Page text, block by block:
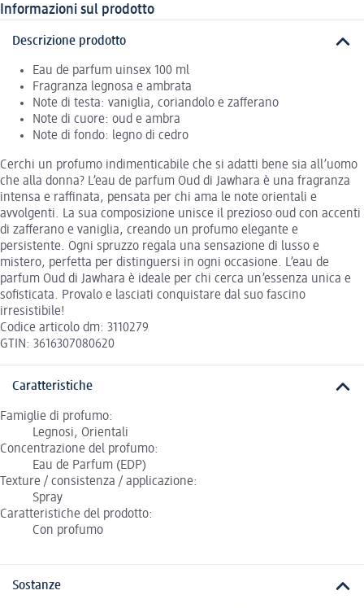
Informazioni sul prodotto
Descrizione prodotto
Eau de parfum uinsex 100 ml
Fragranza legnosa e ambrata
Note di testa: vaniglia, coriandolo e zafferano
Note di cuore: oud e ambra
Note di fondo: legno di cedro
Cerchi un profumo indimenticabile che si adatti bene sia all’uomo
che alla donna? L’eau de parfum Oud di Jawhara è una fragranza
intensa e raffinata, pensata per chi ama le note orientali e
avvolgenti. La sua composizione unisce il prezioso oud con accenti
di zafferano e vaniglia, creando un profumo elegante e
persistente. Ogni spruzzo regala una sensazione di lusso e
mistero, perfetta per distinguersi in ogni occasione. L’eau de
parfum Oud di Jawhara è ideale per chi cerca un’essenza unica e
sofisticata. Provalo e lasciati conquistare dal suo fascino
irresistibile!
Codice articolo dm: 3110279
GTIN: 3616307080620
Caratteristiche
Famiglie di profumo:
Legnosi, Orientali
Concentrazione del profumo:
Eau de Parfum (EDP)
Texture / consistenza / applicazione:
Spray
Caratteristiche del prodotto:
Con profumo
Sostanze